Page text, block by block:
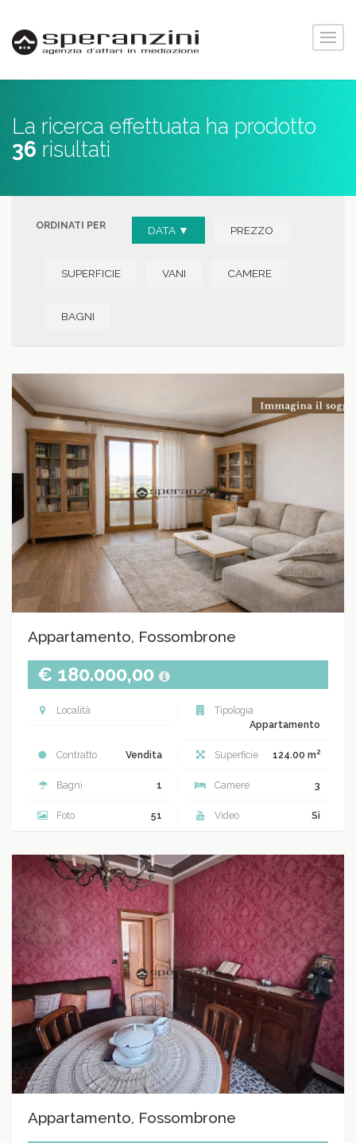
La ricerca effettuata ha prodotto
36 risultati
ORDINATI PER DATA ▼ PREZZO
SUPERFICIE VANI CAMERE
BAGNI
Appartamento, Fossombrone
€ 180.000,00
Località
Tipologia
Appartamento
Contratto Vendita Superficie 124.00 m2
Bagni 1 Camere 3
Foto 51 Video Sì
Appartamento, Fossombrone